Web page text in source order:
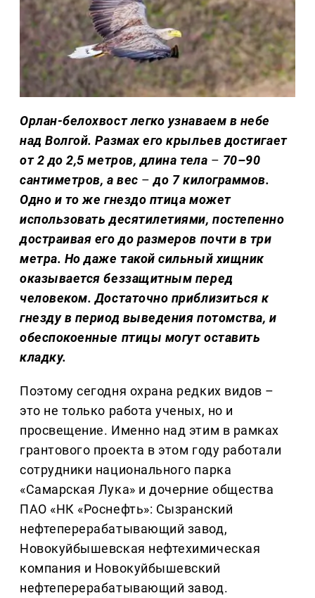
Орлан-белохвост легко узнаваем в небе
над Волгой. Размах его крыльев достигает
от 2 до 2,5 метров, длина тела – 70–90
сантиметров, а вес – до 7 килограммов.
Одно и то же гнездо птица может
использовать десятилетиями, постепенно
достраивая его до размеров почти в три
метра. Но даже такой сильный хищник
оказывается беззащитным перед
человеком. Достаточно приблизиться к
гнезду в период выведения потомства, и
обеспокоенные птицы могут оставить
кладку.
Поэтому сегодня охрана редких видов –
это не только работа ученых, но и
просвещение. Именно над этим в рамках
грантового проекта в этом году работали
сотрудники национального парка
«Самарская Лука» и дочерние общества
ПАО «НК «Роснефть»: Сызранский
нефтеперерабатывающий завод,
Новокуйбышевская нефтехимическая
компания и Новокуйбышевский
нефтеперерабатывающий завод.